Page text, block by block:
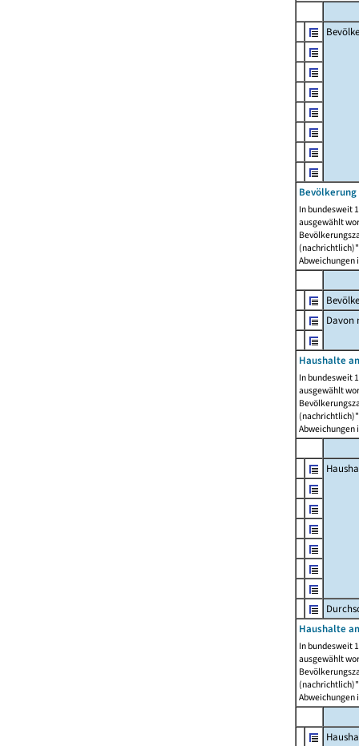
In bundesweit
ausgewählt
Abweichungen
Davon
Haushalte
In bundesweit
ausgewählt
Abweichungen
Haushalte
In bundesweit
ausgewählt
Abweichungen